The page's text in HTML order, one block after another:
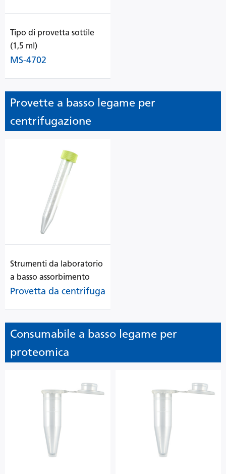
Tipo di provetta sottile
(1,5 ml)
MS-4702
Provette a basso legame per
centrifugazione
Strumenti da laboratorio
a basso assorbimento
Provetta da centrifuga
Consumabile a basso legame per
proteomica